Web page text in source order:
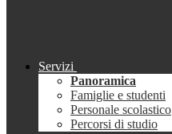
Servizi
Panoramica
Famiglie e studenti
Personale scolastico
Percorsi di studio